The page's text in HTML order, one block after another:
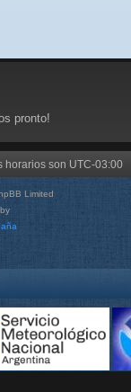
pronto!
horarios son UTC-03:00
Limited